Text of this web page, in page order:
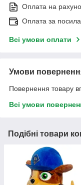
Оплата на
Оплата за
Всі умови оплати
Умови
Повернення товару
Всі умови
Подібні товари